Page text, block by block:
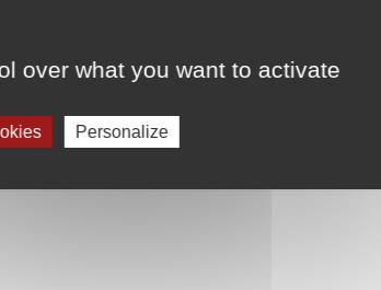
:
over what you want to activate
Personalize